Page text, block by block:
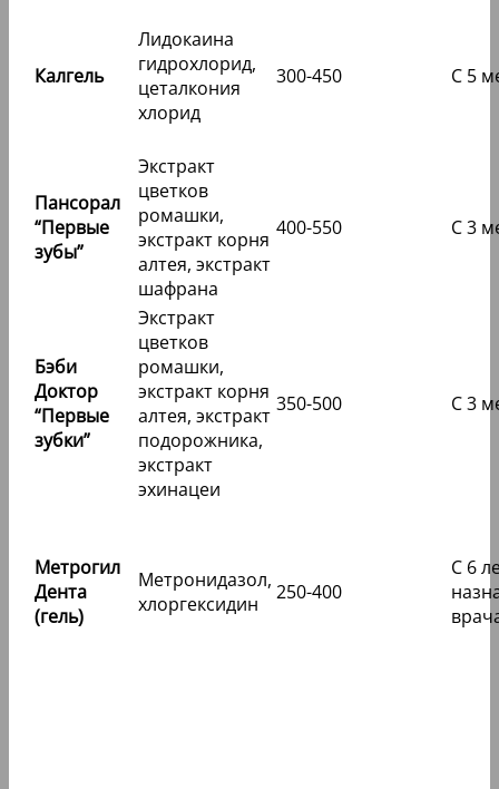
Калгель
Лидокаина
гидрохлорид,
цеталкония
хлорид
300-450 С 5
Пансорал
“Первые
зубы”
Экстракт
цветков
ромашки,
экстракт корня
алтея, экстракт
шафрана
400-550 С 3
Бэби
Доктор
“Первые
зубки”
Экстракт
цветков
ромашки,
экстракт корня
алтея, экстракт
подорожника,
экстракт
эхинацеи
350-500 С 3
Метрогил
Дента
(гель)
Метронидазол,
хлоргексидин
250-400
С 6